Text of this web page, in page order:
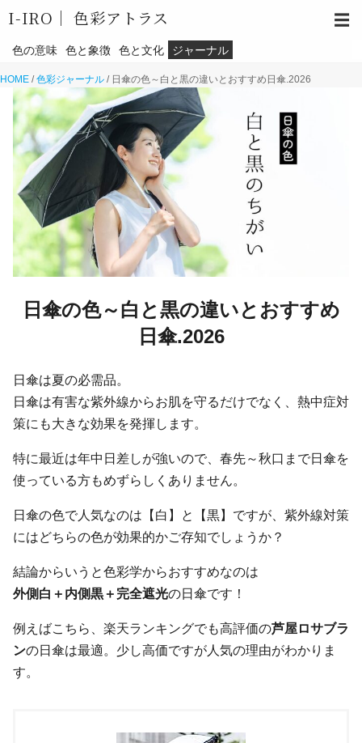
I-IRO｜ 色彩アトラス
色の意味 色と象徴 色と文化 ジャーナル
☰
HOME / 色彩ジャーナル /日傘の色～白と黒の違いとおすすめ日傘.2026
日傘の色～白と黒の違いとおすすめ
日傘.2026
日傘は夏の必需品。
日傘は有害な紫外線からお肌を守るだけでなく、熱中症対
策にも大きな効果を発揮します。
特に最近は年中日差しが強いので、春先～秋口まで日傘を
使っている方もめずらしくありません。
日傘の色で人気なのは【白】と【黒】ですが、紫外線対策
にはどちらの色が効果的かご存知でしょうか？
結論からいうと色彩学からおすすめなのは
外側白＋内側黒＋完全遮光の日傘です！
例えばこちら、楽天ランキングでも高評価の芦屋ロサブラ
ンの日傘は最適。少し高価ですが人気の理由がわかりま
す。